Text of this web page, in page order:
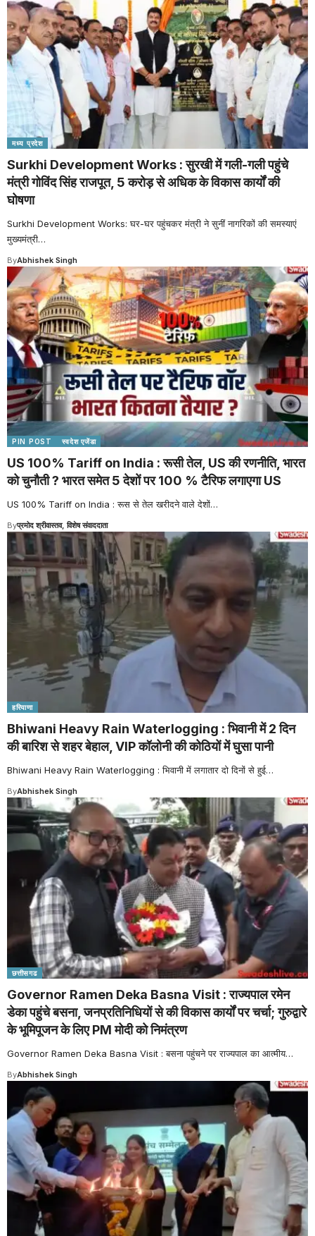
मध्य प्रदेश
Surkhi Development Works : सुरखी में गली-गली पहुंचे
मंत्री गोविंद सिंह राजपूत, 5 करोड़ से अधिक के विकास कार्यों की
घोषणा
Surkhi Development Works: घर-घर पहुंचकर मंत्री ने सुनीं नागरिकों की समस्याएं
मुख्यमंत्री…
ByAbhishek Singh
PIN POST स्वदेश एजेंडा
US 100% Tariff on India : रूसी तेल, US की रणनीति, भारत
को चुनौती ? भारत समेत 5 देशों पर 100 % टैरिफ लगाएगा US
US 100% Tariff on India : रूस से तेल खरीदने वाले देशों…
Byप्रमोद श्रीवास्तव, विशेष संवाददाता
हरियाणा
Bhiwani Heavy Rain Waterlogging : भिवानी में 2 दिन
की बारिश से शहर बेहाल, VIP कॉलोनी की कोठियों में घुसा पानी
Bhiwani Heavy Rain Waterlogging : भिवानी में लगातार दो दिनों से हुई…
ByAbhishek Singh
छत्तीसगढ
Governor Ramen Deka Basna Visit : राज्यपाल रमेन
डेका पहुंचे बसना, जनप्रतिनिधियों से की विकास कार्यों पर चर्चा; गुरुद्वारे
के भूमिपूजन के लिए PM मोदी को निमंत्रण
Governor Ramen Deka Basna Visit : बसना पहुंचने पर राज्यपाल का आत्मीय…
ByAbhishek Singh